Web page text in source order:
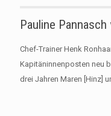
Pauline
Chef-Trainer Henk
Kapitäninnenposten neu
drei Jahren Maren [Hinz]